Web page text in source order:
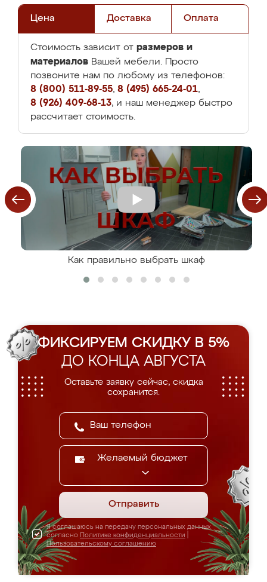
Цена Доставка Оплата
Стоимость зависит от размеров и
материалов Вашей мебели. Просто
позвоните нам по любому из телефонов:
8 (800) 511-89-55, 8 (495) 665-24-01,
8 (926) 409-68-13, и наш менеджер быстро
рассчитает стоимость.
Как правильно выбрать шкаф
ФИКСИРУЕМ СКИДКУ В 5%
ДО КОНЦА АВГУСТА
Оставьте заявку сейчас, скидка
сохранится.
Желаемый бюджет
Отправить
Я соглашаюсь на передачу персональных данных
согласно Политике конфиденциальности
Пользовательскому соглашению